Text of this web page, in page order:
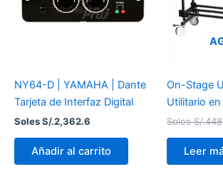
NY64-D | YAMAHA | Dante
Tarjeta de Interfaz Digital
Soles S/.2,362.6
Añadir al carrito
On-Stage
Utilitario
Soles S/.
Leer